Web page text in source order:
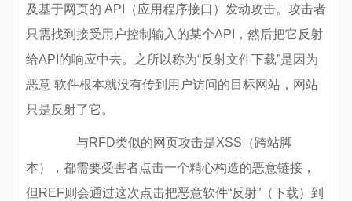
及基于网页的 API（应用程序接口）发动攻击。攻击者
只需找到接受用户控制输入的某个API，然后把它反射
给API的响应中去。之所以称为“反射文件下载”是因为
恶意 软件根本就没有传到用户访问的目标网站，网站
只是反射了它。
与RFD类似的网页攻击是XSS（跨站脚
本），都需要受害者点击一个精心构造的恶意链接，
但REF则会通过这次点击把恶意软件“反射”（下载）到